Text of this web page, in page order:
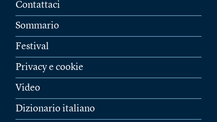
Contattaci
Sommario
Festival
Privacy e cookie
Video
Dizionario italiano